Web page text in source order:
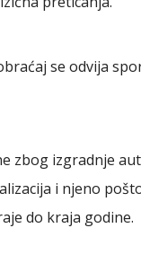
se odvija
zbog izgradnje
i njeno
do kraja godine.